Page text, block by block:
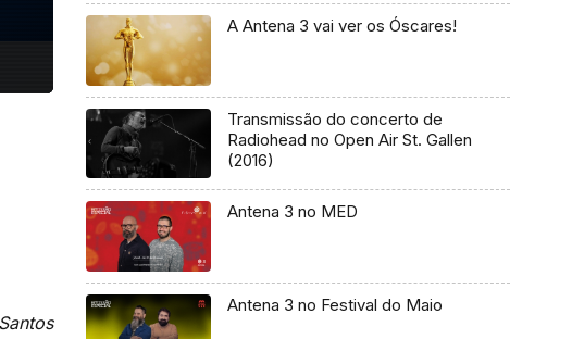
A Antena 3 vai ver os Óscares!
Transmissão do concerto de
Radiohead no Open Air St. Gallen
(2016)
Antena 3 no MED
Antena 3 no Festival do Maio